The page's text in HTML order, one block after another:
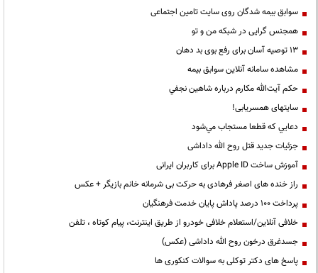
سوابق بیمه شدگان روی سایت تامین اجتماعی
همجنس گرایی در شبکه من و تو
13 توصیه آسان برای رفع بوی بد دهان
مشاهده سامانه آنلاين سوابق بیمه
حكم آيت‌الله مكارم درباره شاهين نجفي
سایتهای همسریابی!
دعايي كه قطعا مستجاب مي‌شود
جزئیات جدید قتل روح الله داداشی
آموزش ساخت Apple ID برای کاربران ایرانی
راز خنده های اصغر فرهادی به حرکت بی شرمانه خانم بازیگر + عکس
پرداخت ۱۰۰ درصد پاداش پایان خدمت فرهنگیان
خلافی آنلاین/استعلام خلافی خودرو از طریق اینترنت، پیام کوتاه ، تلفن
جسدغرق درخون روح الله داداشی (عکس)
پاسخ های دکتر توکلی به سوالات کنکوری ها